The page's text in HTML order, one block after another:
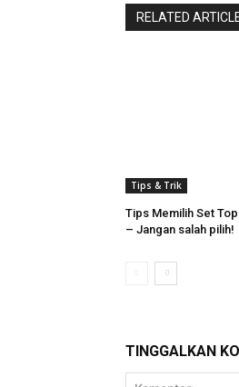
RELATED
Tips & Trik
Tips Memilih Set
– Jangan salah pilih!
TINGGALKAN